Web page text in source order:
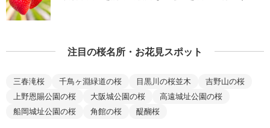
注目の桜名所・お花見スポット
三春滝桜 千鳥ヶ淵緑道の桜 目黒川の桜並木
吉野山の桜
上野恩賜公園の桜
大阪城公園の桜
高遠城址公園の桜
船岡城址公園の桜
角館の桜 醍醐桜